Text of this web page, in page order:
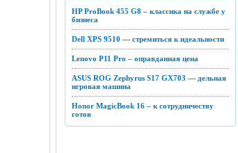
HP ProBook 455 G8 – классика на службе у
бизнеса
Dell XPS 9510 — стремиться к идеальности
Lenovo P11 Pro – оправданная цена
ASUS ROG Zephyrus S17 GX703 — дельная
игровая машина
Honor MagicBook 16 – к сотрудничеству
готов